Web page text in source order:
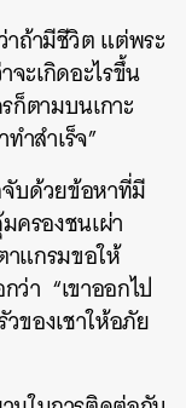
ถ้ามีชีวิต แต่พระ
ะเกิดอะไรขึ้น
ก็ตามบนเกาะ
ำสำเร็จ”
จับด้วยข้อหาที่มี
ครองชนเผ่า
าแกรมขอให้
ว่า “เขาออกไป
ของเชาให้อภัย